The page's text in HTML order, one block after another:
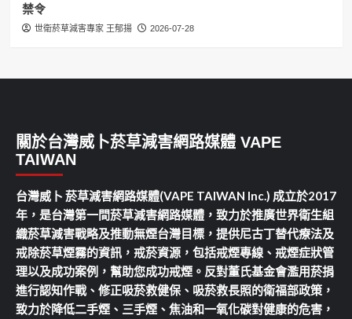
禁令
世衛菸草減害專家 王郁揚 2026-07-28
關於台灣威卜菸草減害網路媒體 VAPE
TAIWAN
台灣威卜 菸草減害網路媒體(VAPE TAIWAN Inc.) 成立於2017
年，是台灣第一間菸草減害網路媒體，致力於推廣世界衛生組
織菸草減害戰略及推動無煙台灣目標，提供尼古丁替代療法及
戒除菸草煙霧的資訊，戒菸資源，包括戒煙專線、戒煙症狀管
理以及成功案例，幫助您成功戒煙。反對董氏基金會濫用菸捐
進行認知作戰、修正吸菸救健保、吸菸救長照的衛福部政策，
致力於降低二手煙、三手煙、焦油和一氧化碳對健康的危害，